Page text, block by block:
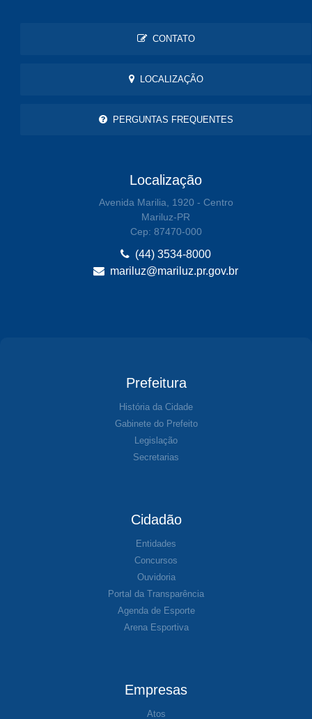
CONTATO
LOCALIZAÇÃO
PERGUNTAS FREQUENTES
Localização
Avenida Marilia, 1920 - Centro
Mariluz-PR
Cep: 87470-000
(44) 3534-8000
mariluz@mariluz.pr.gov.br
Prefeitura
História da Cidade
Gabinete do Prefeito
Legislação
Secretarias
Cidadão
Entidades
Concursos
Ouvidoria
Portal da Transparência
Agenda de Esporte
Arena Esportiva
Empresas
Atos